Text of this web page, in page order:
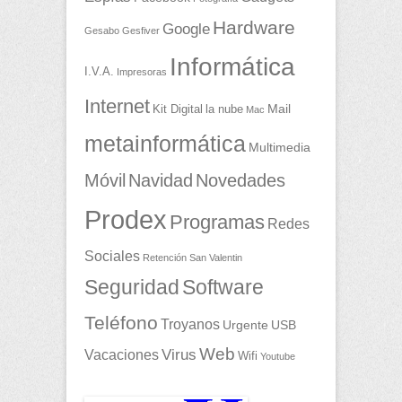
Gesabo Gesfiver Google Hardware
I.V.A. Impresoras Informática
Internet Kit Digital la nube Mac Mail
metainformática Multimedia
Móvil Navidad Novedades
Prodex Programas Redes
Sociales Retención San Valentin
Seguridad Software
Teléfono Troyanos Urgente USB
VacacionesVirus Web Wifi Youtube